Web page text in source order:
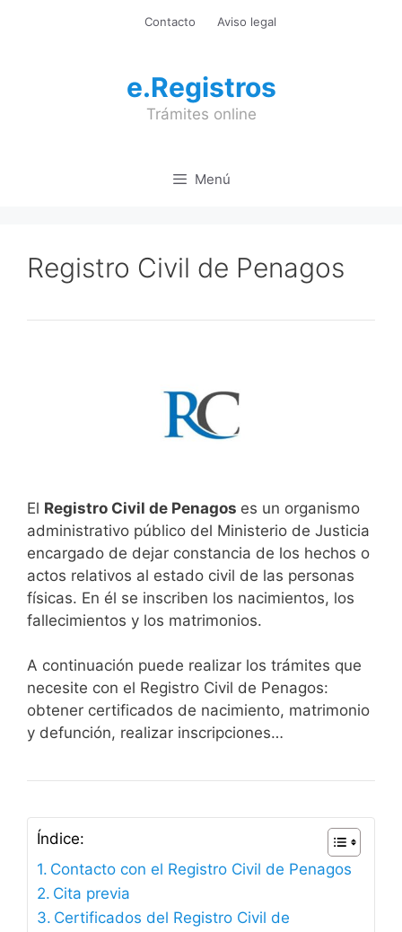
Contacto Aviso legal
e.Registros
Trámites online
Menú
Registro Civil de Penagos
El Registro Civil de Penagos es un organismo
administrativo público del Ministerio de Justicia
encargado de dejar constancia de los hechos o
actos relativos al estado civil de las personas
físicas. En él se inscriben los nacimientos, los
fallecimientos y los matrimonios.
A continuación puede realizar los trámites que
necesite con el Registro Civil de Penagos:
obtener certificados de nacimiento, matrimonio
y defunción, realizar inscripciones…
Índice:
Contacto con el Registro Civil de Penagos
Cita previa
Certificados del Registro Civil de